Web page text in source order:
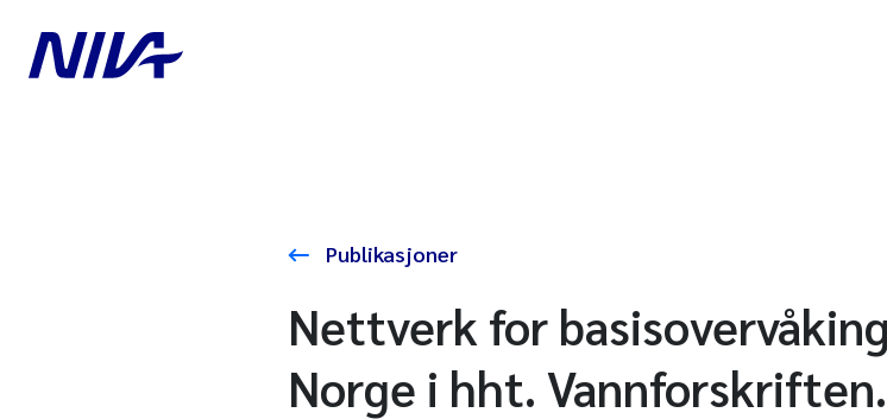
Publikasjoner
Nettverk for
Norge i hht.